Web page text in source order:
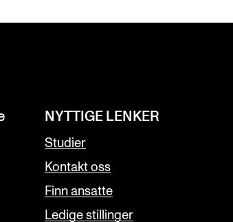
NYTTIGE LENKER
Studier
Kontakt oss
Finn ansatte
Ledige stillinger